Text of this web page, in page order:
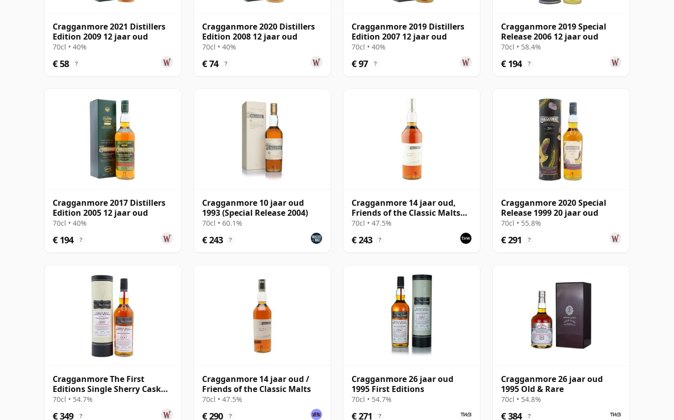
Cragganmore 2021 Distillers
Edition 2009 12 jaar oud
70cl • 40%
€ 58 ?
Cragganmore 2020 Distillers
Edition 2008 12 jaar oud
70cl • 40%
€ 74 ?
Cragganmore 2019 Distillers
Edition 2007 12 jaar oud
70cl • 40%
€ 97 ?
Cragganmore 2019 Special
Release 2006 12 jaar oud
70cl • 58.4%
€ 194 ?
Cragganmore 2017 Distillers
Edition 2005 12 jaar oud
70cl • 40%
€ 194 ?
Cragganmore 10 jaar oud
1993 (Special Release 2004)
70cl • 60.1%
€ 243 ?
Cragganmore 14 jaar oud,
Friends of the Classic Malts
2000 Bottling
70cl • 47.5%
€ 243 ?
Cragganmore 2020 Special
Release 1999 20 jaar oud
70cl • 55.8%
€ 291 ?
Cragganmore The First
Editions Single Sherry Cask
#19521 1995 26 jaar oud
70cl • 54.7%
€ 349 ?
Cragganmore 14 jaar oud /
Friends of the Classic Malts
70cl • 47.5%
€ 290 ?
Cragganmore 26 jaar oud
1995 First Editions
70cl • 54.7%
€ 271 ?
Cragganmore 26 jaar oud
1995 Old & Rare
70cl • 54.8%
€ 384 ?